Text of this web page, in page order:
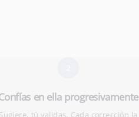
en ella progresivamente
Sugiere, tú validas. Cada corrección la